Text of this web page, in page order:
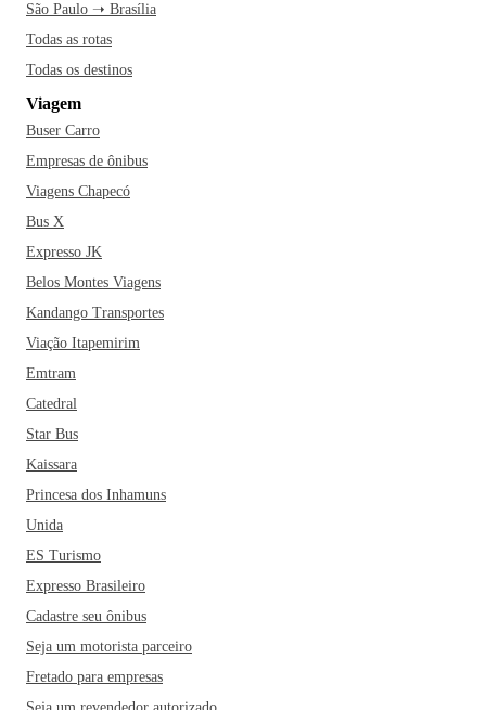
São Paulo ➝ Brasília
Todas as rotas
Todas os destinos
Viagem
Buser Carro
Empresas de ônibus
Viagens Chapecó
Bus X
Expresso JK
Belos Montes Viagens
Kandango Transportes
Viação Itapemirim
Emtram
Catedral
Star Bus
Kaissara
Princesa dos Inhamuns
Unida
ES Turismo
Expresso Brasileiro
Cadastre seu ônibus
Seja um motorista parceiro
Fretado para empresas